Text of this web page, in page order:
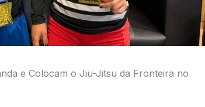
e Colocam o Jiu-Jitsu da Fronteira no